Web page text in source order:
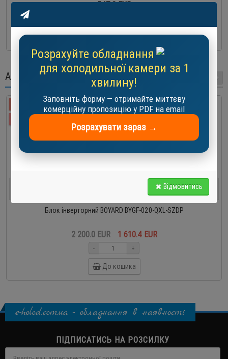
547.0 EUR
До кошика
АКЦІЇ
АКЦІЯ
хвилин
53
сек
Блок інверторний BOYARD BYGF-020-QXL-SZDP
2 200.0 EUR 1 610.4 EUR
- +
До кошика
e-holod.com.ua - обладнання в наявності
ПІДПИСАТИСЬ НА РОЗСИЛКУ
Розрахуйте обладнання
для холодильної камери за 1
хвилину!
Заповніть форму — отримайте миттєву
комерційну пропозицію у PDF на email
Розрахувати зараз →
Відмовитись